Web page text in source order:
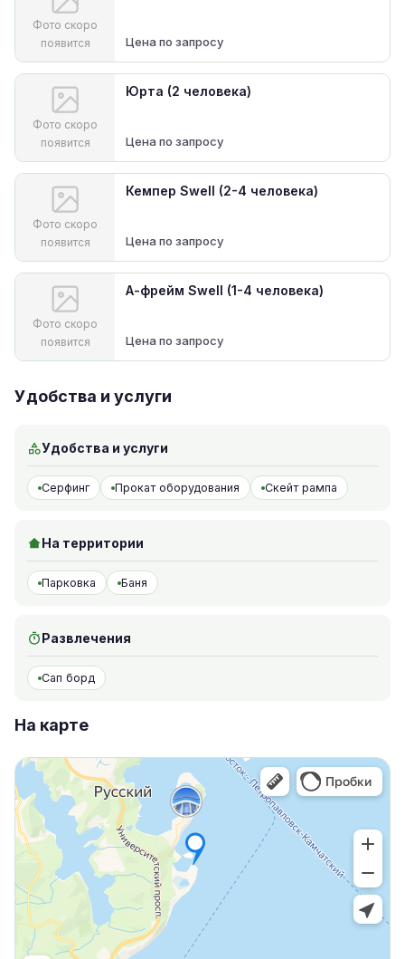
Фото скоро
появится
Цена по запросу
Фото скоро
появится
Юрта (2 человека)
Цена по запросу
Фото скоро
появится
Кемпер Swell (2-4 человека)
Цена по запросу
Фото скоро
появится
А-фрейм Swell (1-4 человека)
Цена по запросу
Удобства и услуги
Удобства и услуги
Серфинг Прокат оборудования Скейт рампа
На территории
Парковка Баня
Развлечения
Сап борд
На карте